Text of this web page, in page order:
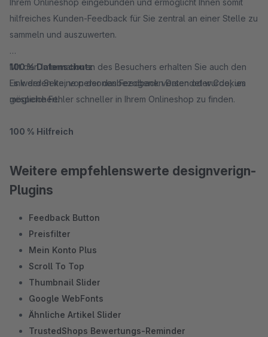
Ihrem Onlineshop eingebunden und ermöglicht Ihnen somit
hilfreiches Kunden-Feedback für Sie zentral an einer Stelle zu
sammeln und auszuwerten.
100 % Datenschutz
Es werden keine personenbezogenen Daten oder Cookies
gespeichert.
100 % Hilfreich
Mit den Informationen des Besuchers erhalten Sie auch den
Link der Seite, von der das Feedback versendet wurde, um
mögliche Fehler schneller in Ihrem Onlineshop zu finden.
Weitere empfehlenswerte designverign-
Plugins
Feedback Button
Preisfilter
Mein Konto Plus
Scroll To Top
Thumbnail Slider
Google WebFonts
Ähnliche Artikel Slider
TrustedShops Bewertungs-Reminder